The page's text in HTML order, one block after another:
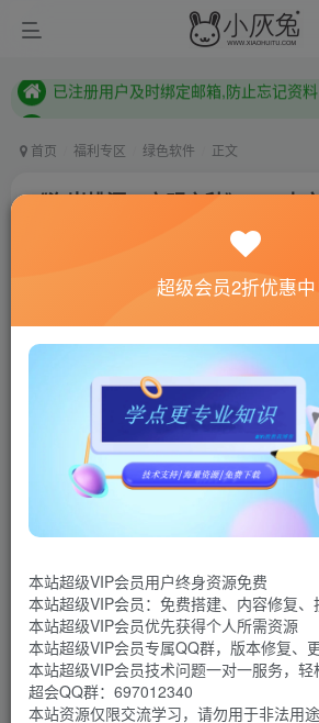
首页 福利专区 绿色软件 正文
《海岸桃源：文明之种》v0.9中
联网教程： 内附教程
单机教程： 内附教程
不懂的话联系客服！！！
欢迎来到神秘的Kainga世界，这是
建设游戏。探索充满奇迹和美丽的土地
野兽，还有各种为资源而战的部落。你
游戏视频
超级会员2折优惠中
本站超级VIP会员用户终身资源免费
本站超级VIP会员：免费搭建、内容修复
本站超级VIP会员优先获得个人所需资源
本站超级VIP会员专属QQ群，版本修复、
本站超级VIP会员技术问题一对一服务，轻
超会QQ群：697012340
本站资源仅限交流学习，请勿用于非法用途